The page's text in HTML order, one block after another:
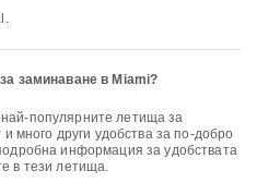
заминаване в Miami?
най-популярните летища за
много други удобства за по-добро
информация за удобствата
в тези летища.